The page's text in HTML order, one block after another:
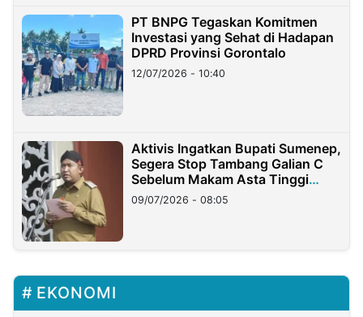
PT BNPG Tegaskan Komitmen
Investasi yang Sehat di Hadapan
DPRD Provinsi Gorontalo
12/07/2026 - 10:40
Aktivis Ingatkan Bupati Sumenep,
Segera Stop Tambang Galian C
Sebelum Makam Asta Tinggi
Longsor
09/07/2026 - 08:05
EKONOMI